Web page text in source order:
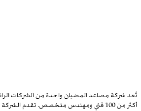
أكثر من 100 فني ومهندس متخصص. تقدم الشركة حلولًا متكاملة تشمل المصاعد المنزلية، ومصاعد الفلل، ومصاعد الركاب، […]